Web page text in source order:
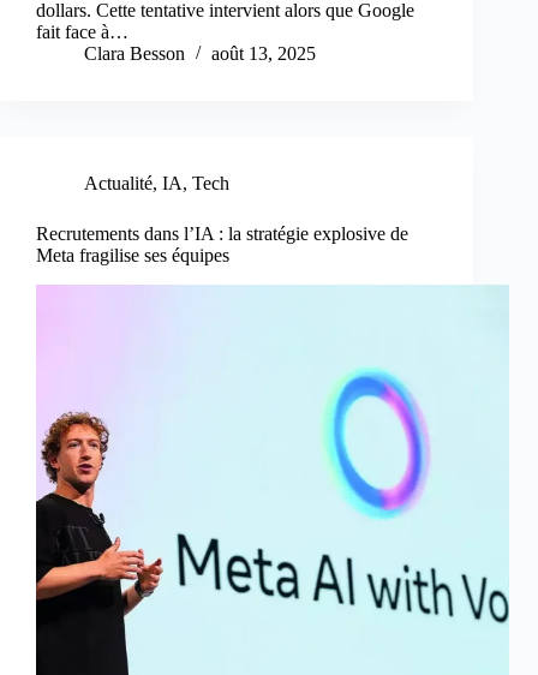
dollars. Cette tentative intervient alors que Google
fait face à…
Clara Besson
août 13, 2025
Actualité, IA, Tech
Recrutements dans l’IA : la stratégie explosive de
Meta fragilise ses équipes